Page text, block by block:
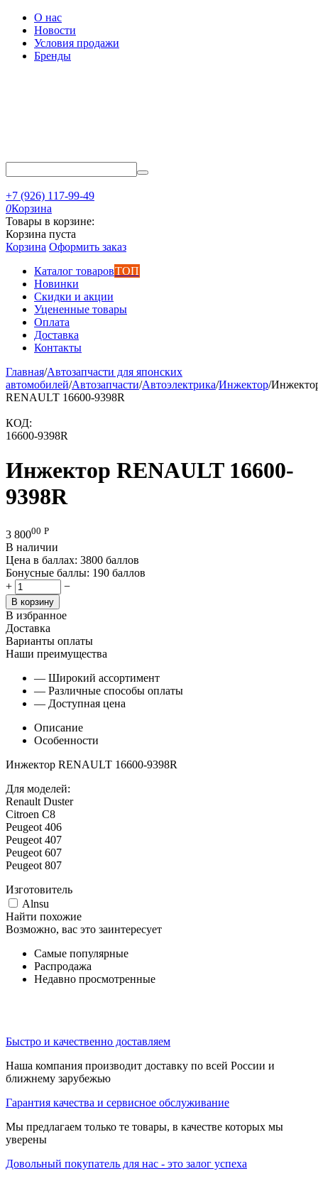
О нас
Новости
Условия продажи
Бренды
+7 (926) 117-99-49
0Корзина
Товары в корзине:
Корзина пуста
Корзина Оформить заказ
Каталог товаровТОП
Новинки
Скидки и акции
Уцененные товары
Оплата
Доставка
Контакты
Главная/Автозапчасти для японских
автомобилей/Автозапчасти/Автоэлектрика/Инжектор/
RENAULT 16600-9398R
КОД:
16600-9398R
Инжектор RENAULT 16600-
9398R
3 80000 Р
В наличии
Цена в баллах: 3800 баллов
Бонусные баллы: 190 баллов
+
−
В корзину
В избранное
Доставка
Варианты оплаты
Наши преимущества
— Широкий ассортимент
— Различные способы оплаты
— Доступная цена
Описание
Особенности
Инжектор RENAULT 16600-9398R
Для моделей:
Renault Duster
Citroen C8
Peugeot 406
Peugeot 407
Peugeot 607
Peugeot 807
Изготовитель
Alnsu
Найти похожие
Возможно, вас это заинтересует
Самые популярные
Распродажа
Недавно просмотренные
Быстро и качественно доставляем
Наша компания производит доставку по всей России и
ближнему зарубежью
Гарантия качества и сервисное обслуживание
Мы предлагаем только те товары, в качестве которых мы
уверены
Довольный покупатель для нас - это залог успеха